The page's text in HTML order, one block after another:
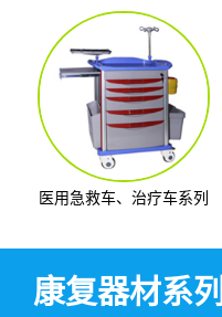
医用急救车、治疗车系列
康复器材系列